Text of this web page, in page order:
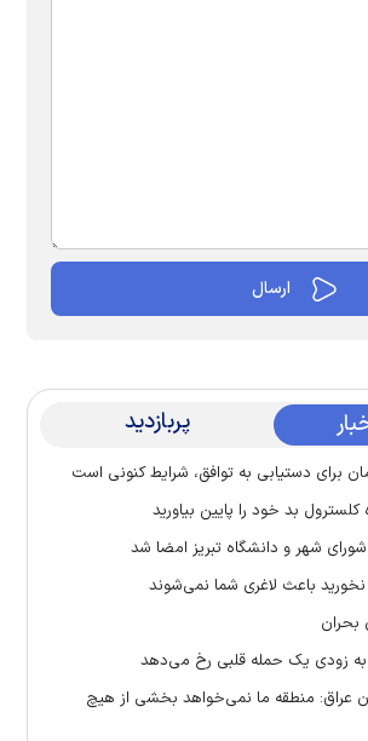
پربازدید
برای دستیابی به توافق، شرایط کنونی است
بد خود را پایین بیاورید
شهر و دانشگاه تبریز امضا شد
نخورید باعث لاغری شما نمی‌شوند
بحران
به زودی یک حمله قلبی رخ می‌دهد
عراق: منطقه ما نمی‌خواهد بخشی از هیچ